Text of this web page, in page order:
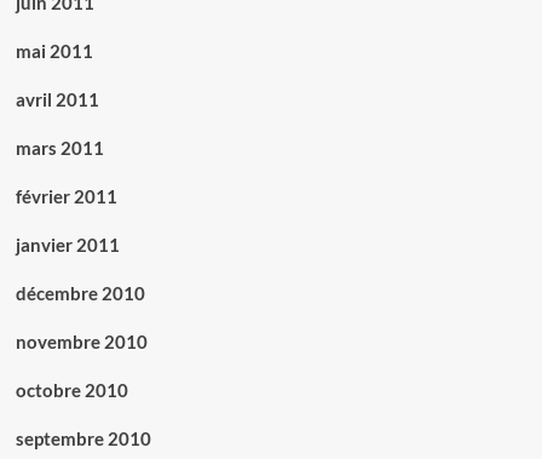
mai 2011
avril 2011
mars 2011
février 2011
janvier 2011
décembre 2010
novembre 2010
octobre 2010
septembre 2010